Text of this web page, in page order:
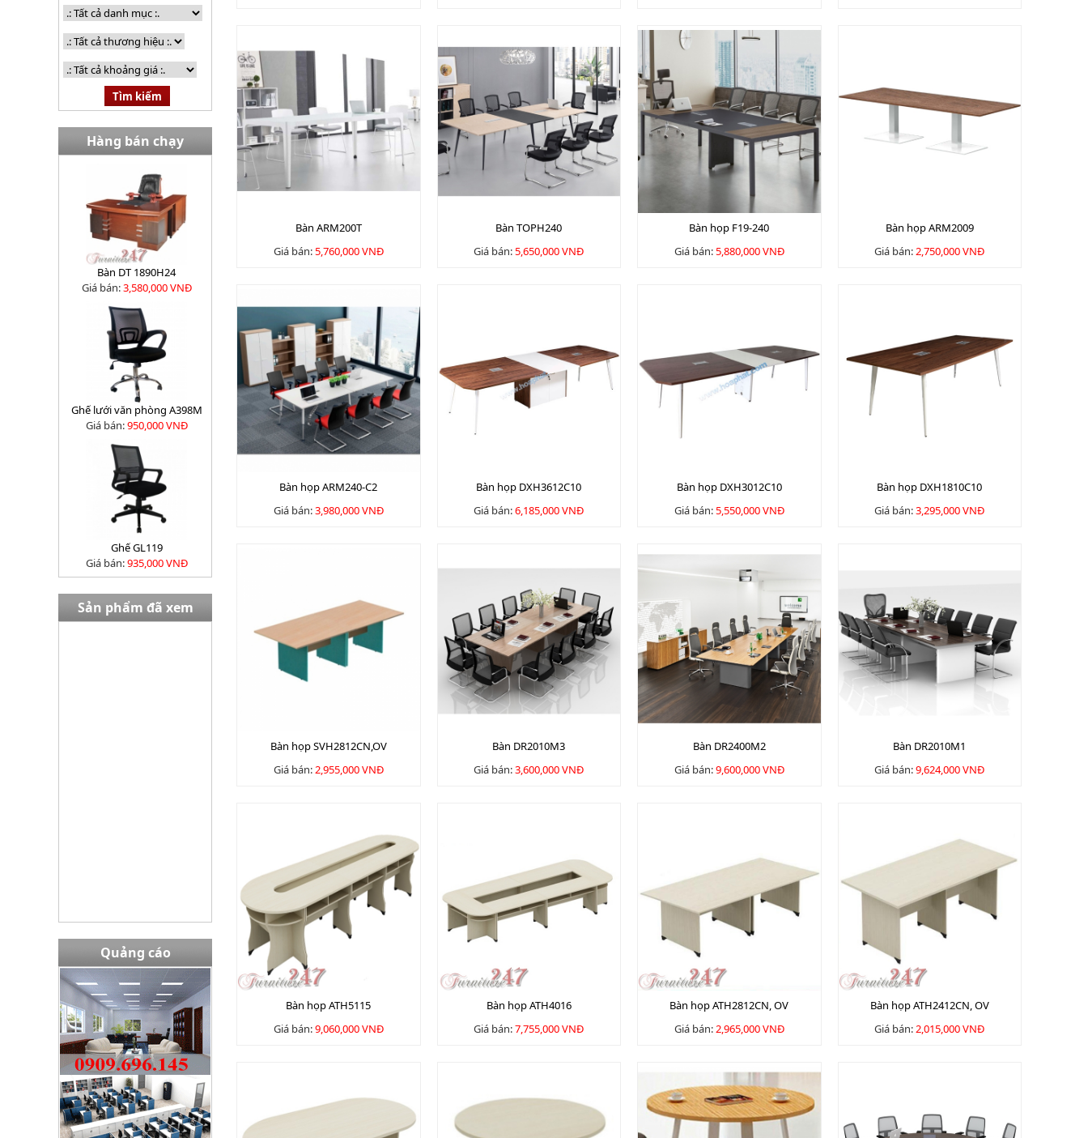
Hàng bán chạy
Bàn DT 1890H24
Giá bán:3,580,000 VNĐ
Ghế lưới văn phòng A398M
Giá bán:950,000 VNĐ
Ghế GL119
Giá bán:935,000 VNĐ
Sản phẩm đã xem
Quảng cáo
Bàn ARM200T
Giá bán:5,760,000 VNĐ
Bàn TOPH240
Giá bán:5,650,000 VNĐ
Bàn họp F19-240
Giá bán:5,880,000 VNĐ
Bàn họp ARM2009
Giá bán:2,750,000 VNĐ
Bàn họp ARM240-C2
Giá bán:3,980,000 VNĐ
Bàn họp DXH3612C10
Giá bán:6,185,000 VNĐ
Bàn họp DXH3012C10
Giá bán:5,550,000 VNĐ
Bàn họp DXH1810C10
Giá bán:3,295,000 VNĐ
Bàn họp SVH2812CN,OV
Giá bán:2,955,000 VNĐ
Bàn DR2010M3
Giá bán:3,600,000 VNĐ
Bàn DR2400M2
Giá bán:9,600,000 VNĐ
Bàn DR2010M1
Giá bán:9,624,000 VNĐ
Bàn họp ATH5115
Giá bán:9,060,000 VNĐ
Bàn họp ATH4016
Giá bán:7,755,000 VNĐ
Bàn họp ATH2812CN, OV
Giá bán:2,965,000 VNĐ
Bàn họp ATH2412CN, OV
Giá bán:2,015,000 VNĐ